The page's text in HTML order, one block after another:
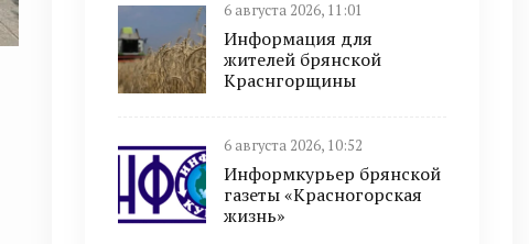
6 августа 2026, 11:01
Информация для
жителей брянской
Краснгорщины
6 августа 2026, 10:52
Информкурьер брянской
газеты «Красногорская
жизнь»